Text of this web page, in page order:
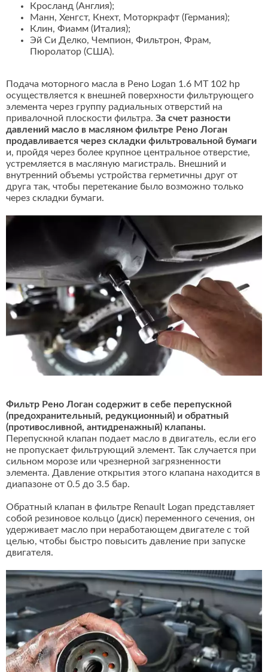
Кросланд (Англия);
Манн, Хенгст, Кнехт, Моторкрафт (Германия);
Клин, Фиамм (Италия);
Эй Си Делко, Чемпион, Фильтрон, Фрам,
Пюролатор (США).
Подача моторного масла в Рено Logan 1.6 MT 102 hp
осуществляется к внешней поверхности фильтрующего
элемента через группу радиальных отверстий на
привалочной плоскости фильтра. За счет разности
давлений масло в масляном фильтре Рено Логан
продавливается через складки фильтровальной бумаги
и, пройдя через более крупное центральное отверстие,
устремляется в масляную магистраль. Внешний и
внутренний объемы устройства герметичны друг от
друга так, чтобы перетекание было возможно только
через складки бумаги.
Фильтр Рено Логан содержит в себе перепускной
(предохранительный, редукционный) и обратный
(противосливной, антидренажный) клапаны.
Перепускной клапан подает масло в двигатель, если его
не пропускает фильтрующий элемент. Так случается при
сильном морозе или чрезнерной загрязненности
элемента. Давление открытия этого клапана находится в
диапазоне от 0.5 до 3.5 бар.
Обратный клапан в фильтре Renault Logan представляет
собой резиновое кольцо (диск) переменного сечения, он
удерживает масло при неработающем двигателе с той
целью, чтобы быстро повысить давление при запуске
двигателя.